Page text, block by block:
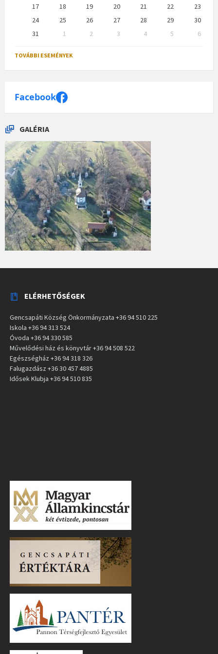
17
18 19 20 21 22
23
24
25 26 27 28 29
30
31
1 2 3 4 5
6
to
calendar
TOVÁBBI ESEMÉNYEK
Facebook
GALÉRIA
ELÉRHETŐSÉGEK
Gencsapáti Község Önkormányzata +36 94 510 225
Iskola +36 94 313 524
Óvoda +36 94 330 585
Művelődési ház és könyvtár +36 94 508 522
Egészségház +36 94 318 326
Falugazdász +36 30 457 4885
Idősek Klubja +36 94 510 835